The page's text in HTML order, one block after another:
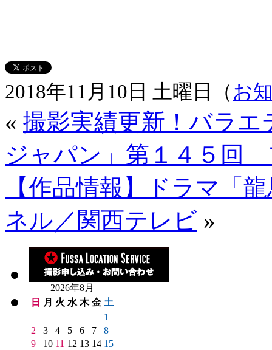
2018年11月10日 土曜日（お
« 撮影実績更新！バラ
ジャパン」第１４５回
【作品情報】ドラマ「
ネル／関西テレビ »
2026年8月
日
月 火 水 木 金 土
1
2
3 4 5 6 7
8
9
10 11 12 13 14 15